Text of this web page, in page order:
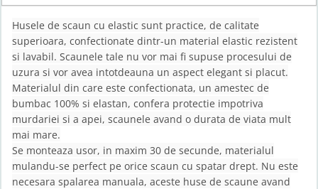
Husele de scaun cu elastic sunt practice, de calitate
superioara, confectionate dintr-un material elastic rezistent
si lavabil. Scaunele tale nu vor mai fi supuse procesului de
uzura si vor avea intotdeauna un aspect elegant si placut.
Materialul din care este confectionata, un amestec de
bumbac 100% si elastan, confera protectie impotriva
murdariei si a apei, scaunele avand o durata de viata mult
mai mare.
Se monteaza usor, in maxim 30 de secunde, materialul
mulandu-se perfect pe orice scaun cu spatar drept. Nu este
necesara spalarea manuala, aceste huse de scaune avand